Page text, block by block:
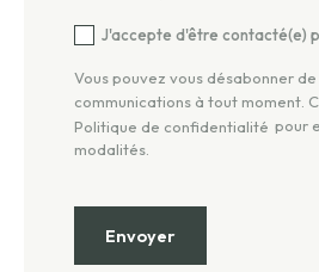
J'accepte d'être contacté(e)
Vous pouvez vous désabonner
communications à tout moment.
Politique de confidentialité pour
modalités.